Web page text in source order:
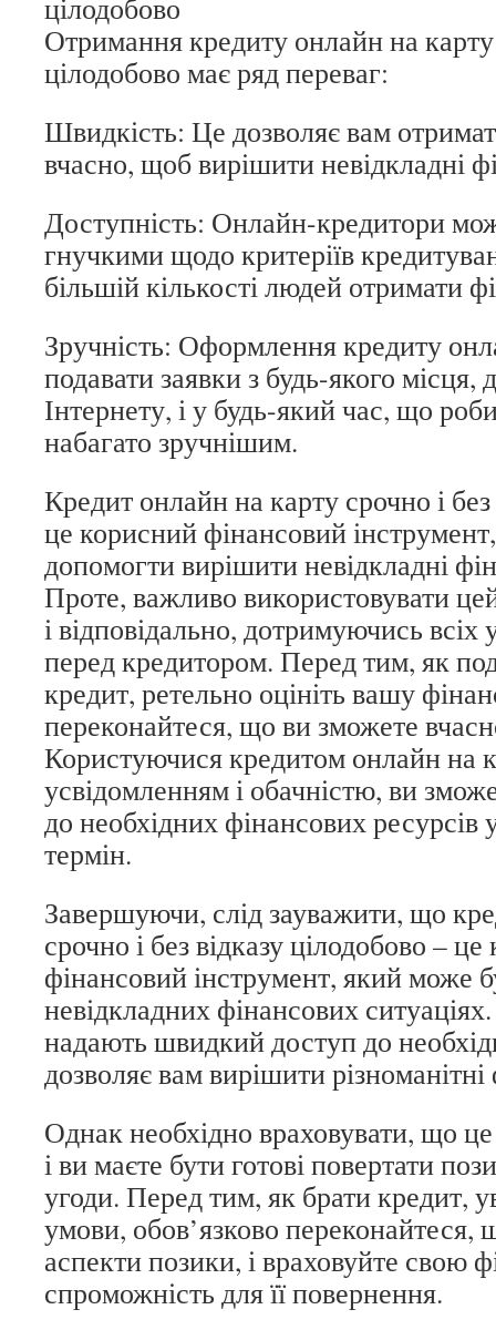
Отримання кредиту онлайн на карту
цілодобово має ряд переваг:
Швидкість: Це дозволяє вам
вчасно, щоб вирішити невідкладні
Доступність: Онлайн-кредитори
гнучкими щодо критеріїв
більшій кількості людей отримати
Зручність: Оформлення кредиту
подавати заявки з будь-якого місця,
Інтернету, і у будь-який час, що
набагато зручнішим.
Кредит онлайн на карту срочно і без
це корисний фінансовий
допомогти вирішити невідкладні
Проте, важливо використовувати
і відповідально, дотримуючись всіх
перед кредитором. Перед тим, як
кредит, ретельно оцініть вашу
переконайтеся, що ви зможете
Користуючися кредитом онлайн на
усвідомленням і обачністю, ви
до необхідних фінансових
термін.
Завершуючи, слід зауважити, що
срочно і без відказу цілодобово –
фінансовий інструмент, який може
невідкладних фінансових
надають швидкий доступ до
дозволяє вам вирішити
Однак необхідно враховувати, що
і ви маєте бути готові повертати
угоди. Перед тим, як брати кредит,
умови, обов’язково переконайтеся,
аспекти позики, і враховуйте свою
спроможність для її повернення.